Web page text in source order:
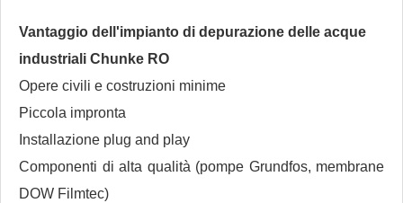
Vantaggio dell'impianto di depurazione delle acque
industriali Chunke RO
Opere civili e costruzioni minime
Piccola impronta
Installazione plug and play
Componenti di alta qualità (pompe Grundfos, membrane
DOW Filmtec)